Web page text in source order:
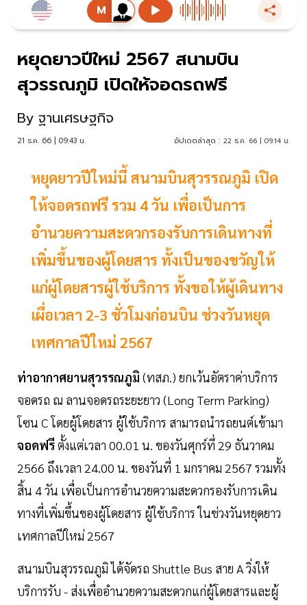
หยุดยาวปีใหม่ 2567 สนามบิน
สุวรรณภูมิ เปิดให้จอดรถฟรี
By ฐานเศรษฐกิจ
21 ธ.ค. 66 | 09:43 น. อัปเดตล่าสุด : 22 ธ.ค. 66 | 09:14 น.
หยุดยาวปีใหม่นี้ สนามบินสุวรรณภูมิ เปิด
ให้จอดรถฟรี รวม 4 วัน เพื่อเป็นการ
อำนวยความสะดวกรองรับการเดินทางที่
เพิ่มขึ้นของผู้โดยสาร ทั้งเป็นของขวัญให้
แก่ผู้โดยสารผู้ใช้บริการ ทั้งขอให้ผู้เดินทาง
เผื่อเวลา 2-3 ชั่วโมงก่อนบิน ช่วงวันหยุด
เทศกาลปีใหม่ 2567
ท่าอากาศยานสุวรรณภูมิ (ทสภ.) ยกเว้นอัตราค่าบริการ
จอดรถ ณ ลานจอดรถระยะยาว (Long Term Parking)
โซน C โดยผู้โดยสาร ผู้ใช้บริการ สามารถนำรถยนต์เข้ามา
จอดฟรีตั้งแต่เวลา 00.01 น. ของวันศุกร์ที่ 29 ธันวาคม
2566 ถึงเวลา 24.00 น. ของวันที่ 1 มกราคม 2567 รวมทั้ง
สิ้น 4 วัน เพื่อเป็นการอำนวยความสะดวกรองรับการเดิน
ทางที่เพิ่มขึ้นของผู้โดยสาร ผู้ใช้บริการ ในช่วงวันหยุดยาว
เทศกาลปีใหม่ 2567
สนามบินสุวรรณภูมิ ได้จัดรถ Shuttle Bus สาย A วิ่งให้
บริการรับ - ส่งเพื่ออำนวยความสะดวกแก่ผู้โดยสารและผู้